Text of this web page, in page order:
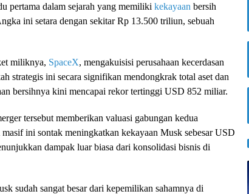
pertama dalam sejarah yang memiliki kekayaan bersih
ini setara dengan sekitar Rp 13.500 triliun, sebuah
miliknya, SpaceX, mengakuisisi perusahaan kecerdasan
strategis ini secara signifikan mendongkrak total aset dan
bersihnya kini mencapai rekor tertinggi USD 852 miliar.
tersebut memberikan valuasi gabungan kedua
ini sontak meningkatkan kekayaan Musk sebesar USD
dampak luar biasa dari konsolidasi bisnis di
sudah sangat besar dari kepemilikan sahamnya di